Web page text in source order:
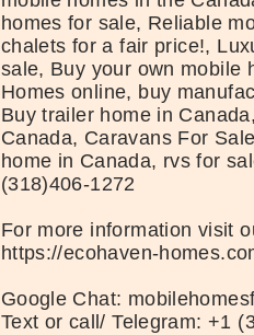
homes for sale, Reliable
chalets for a fair price!,
sale, Buy your own mobile
Homes online, buy
Buy trailer home in
Canada, Caravans For
home in Canada, rvs for
(318)406-1272
For more information visit
https://ecohaven-
Google Chat:
Text or call/ Telegram: +1